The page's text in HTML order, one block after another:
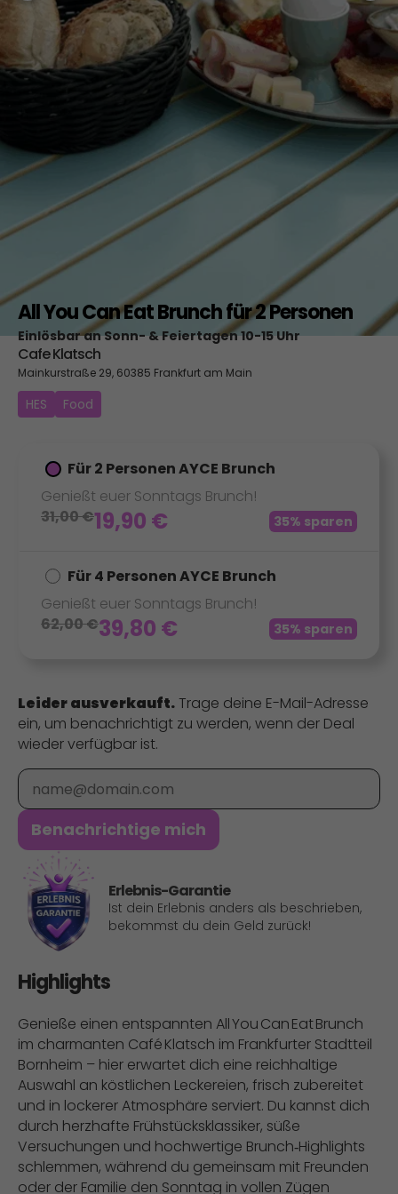
All You Can Eat Brunch für 2 Personen
Einlösbar an Sonn- & Feiertagen 10-15 Uhr
Cafe Klatsch
Mainkurstraße 29, 60385 Frankfurt am Main
HES Food
Für 2 Personen AYCE Brunch
Genießt euer Sonntags Brunch!
31,00€19,90 € 35% sparen
Für 4 Personen AYCE Brunch
Genießt euer Sonntags Brunch!
62,00€39,80 € 35% sparen
Leider ausverkauft. Trage deine E-Mail-Adresse
ein, um benachrichtigt zu werden, wenn der Deal
wieder verfügbar ist.
E-Mail
Benachrichtige mich
Erlebnis-Garantie
Ist dein Erlebnis anders als beschrieben,
bekommst du dein Geld zurück!
Highlights
Genieße einen entspannten All You Can Eat Brunch
im charmanten Café Klatsch im Frankfurter Stadtteil
Bornheim – hier erwartet dich eine reichhaltige
Auswahl an köstlichen Leckereien, frisch zubereitet
und in lockerer Atmosphäre serviert. Du kannst dich
durch herzhafte Frühstücksklassiker, süße
Versuchungen und hochwertige Brunch‑Highlights
schlemmen, während du gemeinsam mit Freunden
oder der Familie den Sonntag in vollen Zügen